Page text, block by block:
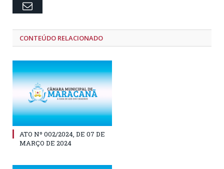
Email
CONTEÚDO RELACIONADO
ATO Nº 002/2024, DE 07 DE
MARÇO DE 2024